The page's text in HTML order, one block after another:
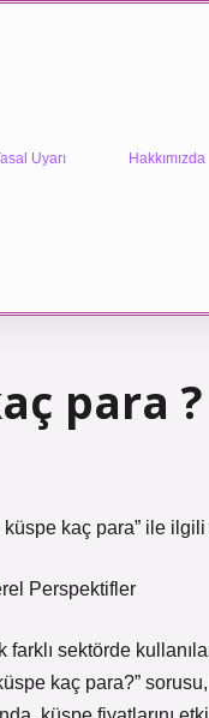
Uyarı Hakkımızda
para ?
kaç para” ile
Perspektifler
sektörde
kaç para?”